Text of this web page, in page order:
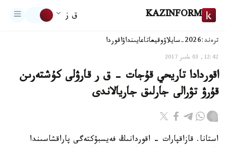
KAZINFORM ق ز
ترەند:2026-سايلاۋ وقيعاتاعايىنداۋاقوردا
12:42, 03 مامىر 2017
اقوردادا تاريحي قۇجات - ق ر قارۋلى كۇشتەرىن
قۇرۋ تۋرالى جارلىق جاريالاندى
استانا. قازاقپارات - اقوردانىڭ فەيسبۋكتەگى پاراقشاسىندا